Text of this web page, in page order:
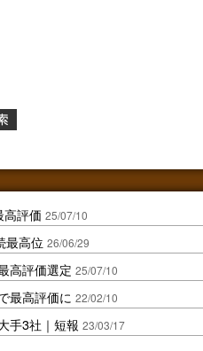
高評価 25/07/10
最高位 26/06/29
高評価選定 25/07/10
最高評価に 22/02/10
手3社｜短報 23/03/17